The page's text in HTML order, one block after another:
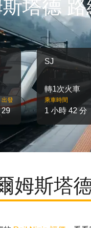
塔德
出發
29
SJ
轉1次火車
乘車時間
1 小時 42 分
姆斯塔